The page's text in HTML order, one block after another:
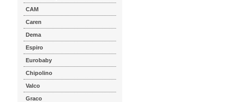
CAM
Caren
Dema
Espiro
Eurobaby
Chipolino
Valco
Graco